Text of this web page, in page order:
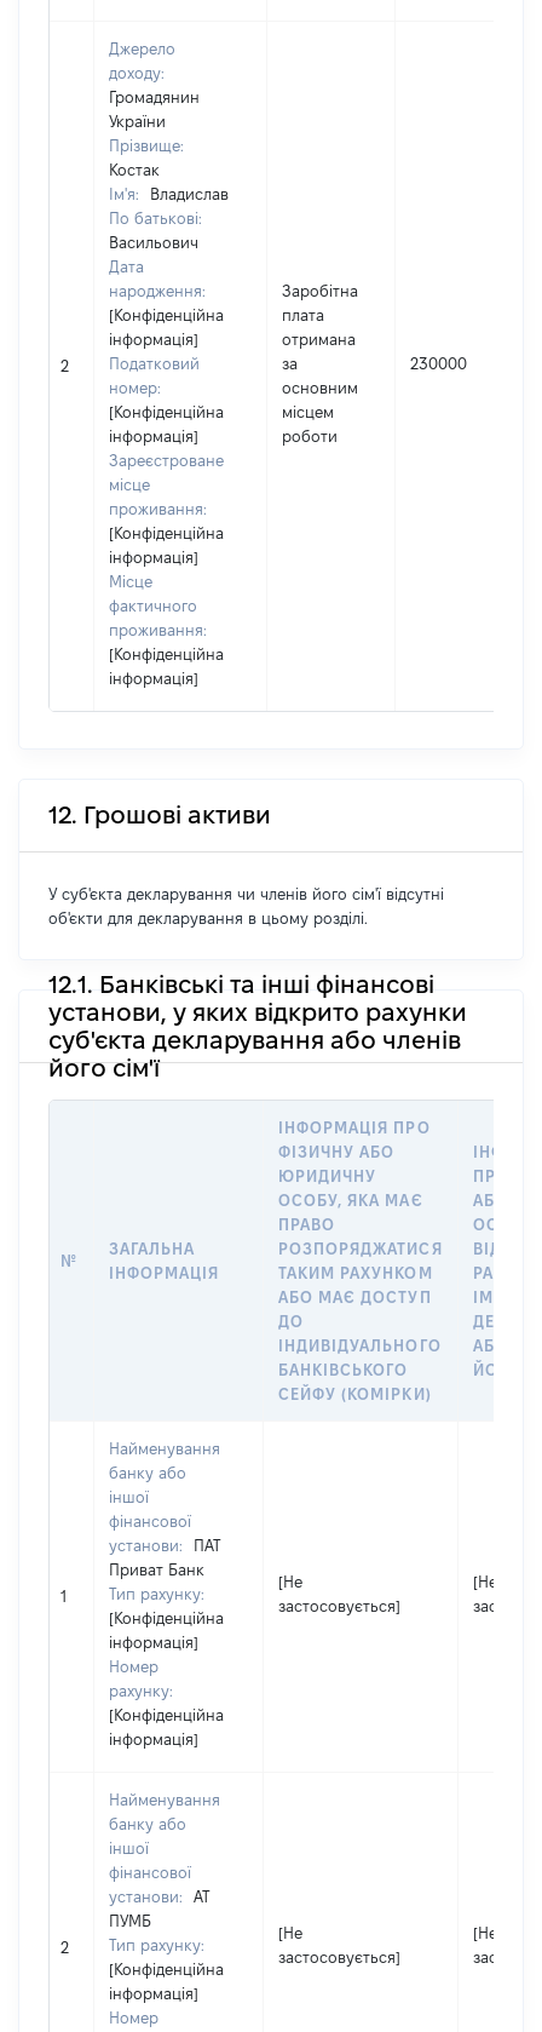
2
Джерело
доходу:
Громадянин
України
Прізвище:
Костак
Ім'я:
Владислав
По батькові:
Васильович
Дата
народження:
[Конфіденційна
інформація]
Податковий
номер:
[Конфіденційна
інформація]
Зареєстроване
місце
проживання:
[Конфіденційна
інформація]
Місце
фактичного
проживання:
[Конфіденційна
інформація]
Заробітна
плата
отримана
за
основним
місцем
роботи
230000
12. Грошові активи
У суб'єкта декларування чи членів його сім'ї відсутні
об'єкти для декларування в цьому розділі.
12.1. Банківські та інші фінансові
установи, у яких відкрито рахунки
суб'єкта декларування або членів
його сім'ї
№
ЗАГАЛЬНА
ІНФОРМАЦІЯ
ІНФОРМАЦІЯ ПРО
ФІЗИЧНУ АБО
ЮРИДИЧНУ
ОСОБУ, ЯКА МАЄ
ПРАВО
РОЗПОРЯДЖАТИСЯ
ТАКИМ РАХУНКОМ
АБО МАЄ ДОСТУП
ДО
ІНДИВІДУАЛЬНОГО
БАНКІВСЬКОГО
СЕЙФУ (КОМІРКИ)
ПРО
АБО
ОСОБУ,
ІМ’Я
АБО
ЙОГО
1
Найменування
банку або
іншої
фінансової
установи:
ПАТ
Приват Банк
Тип рахунку:
[Конфіденційна
інформація]
Номер
рахунку:
[Конфіденційна
інформація]
[Не
застосовується]
[Не
2
Найменування
банку або
іншої
фінансової
установи:
АТ
ПУМБ
Тип рахунку:
[Конфіденційна
інформація]
Номер
[Не
застосовується]
[Не